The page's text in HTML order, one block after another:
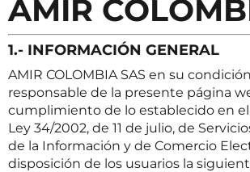
AMIR
1.- INFORMACIÓN GENERAL
AMIR COLOMBIA SAS en su
responsable de la presente página
cumplimiento de lo establecido en el
Ley 34/2002, de 11 de julio, de
de la Información y de Comercio
disposición de los usuarios la